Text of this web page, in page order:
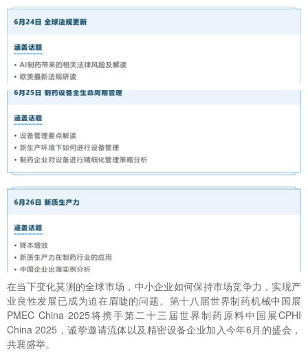
在当下变化莫测的全球市场，中小企业如何保持市场竞争力，实现产
业良性发展已成为迫在眉睫的问题。第十八届世界制药机械中国展
PMEC China 2025将携手第二十三届世界制药原料中国展CPHI
China 2025，诚挚邀请流体以及精密设备企业加入今年6月的盛会，
共襄盛举。